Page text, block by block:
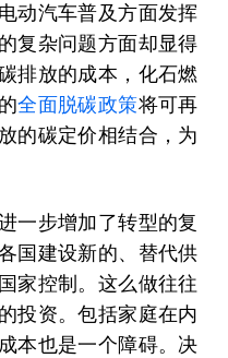
动汽车普及方面发挥
复杂问题方面却显得
排放的成本，化石燃
全面脱碳政策将可再
的碳定价相结合，为
一步增加了转型的复
国建设新的、替代供
家控制。这么做往往
投资。包括家庭在内
本也是一个障碍。决